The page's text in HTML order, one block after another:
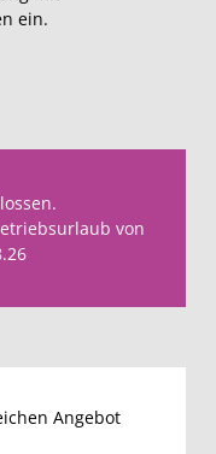
ein.
von
Angebot